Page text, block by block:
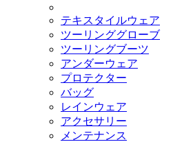
テキスタイルウェア
ツーリンググローブ
ツーリングブーツ
アンダーウェア
プロテクター
バッグ
レインウェア
アクセサリー
メンテナンス